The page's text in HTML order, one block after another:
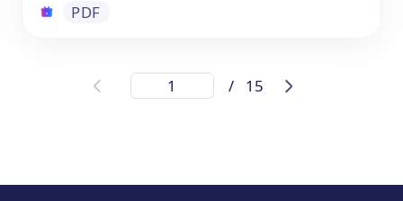
PDF
儿童识字卡之《启蒙词卡上册》
这份PDF格式的《启蒙词卡》内容丰富，涵盖
文结合的方式轻松记忆词汇，享受学中文的乐
/ 15